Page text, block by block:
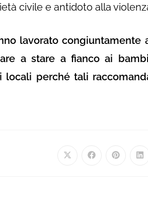
civile e antidoto alla
lavorato congiuntamente
a stare a fianco ai
perché tali